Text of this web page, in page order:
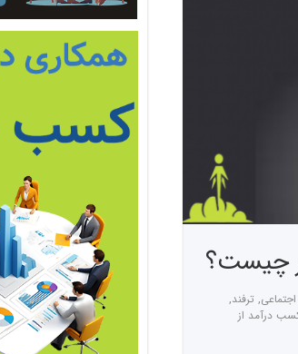
چیست؟
, ترفند,
درآمد از